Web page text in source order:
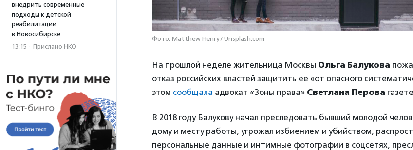
внедрить современные
подходы к детской
реабилитации
в Новосибирске
13:15 · Прислано НКО
Фото: Matthew Henry / Unsplash.com
На прошлой неделе жительница Москвы Ольга Балукова
отказ российских властей защитить ее «от опасного
этом сообщала адвокат «Зоны права» Светлана Перова
В 2018 году Балукову начал преследовать бывший молодой
дому и месту работы, угрожал избиением и убийством,
персональные данные и интимные фотографии в соцсетях,